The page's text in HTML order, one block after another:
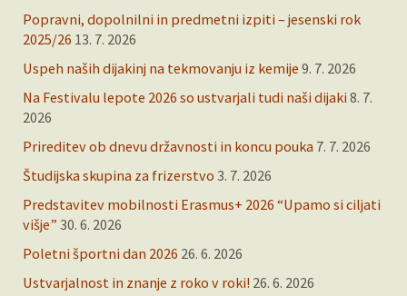
Popravni, dopolnilni in predmetni izpiti – jesenski rok
2025/26 13. 7. 2026
Uspeh naših dijakinj na tekmovanju iz kemije 9. 7. 2026
Na Festivalu lepote 2026 so ustvarjali tudi naši dijaki 8. 7.
2026
Prireditev ob dnevu državnosti in koncu pouka 7. 7. 2026
Študijska skupina za frizerstvo 3. 7. 2026
Predstavitev mobilnosti Erasmus+ 2026 “Upamo si ciljati
višje” 30. 6. 2026
Poletni športni dan 2026 26. 6. 2026
Ustvarjalnost in znanje z roko v roki! 26. 6. 2026